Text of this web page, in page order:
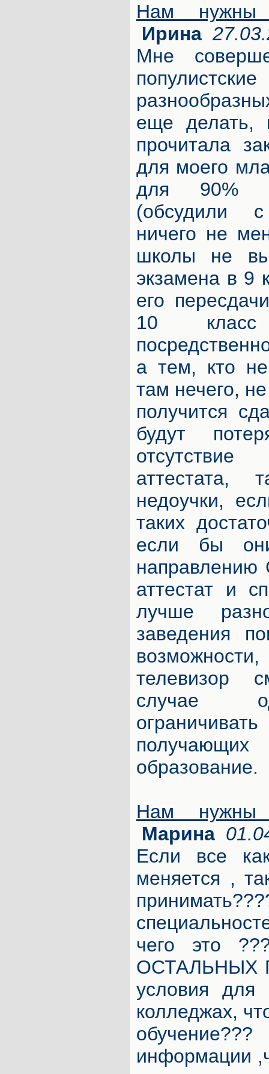
Нам нужны
Ирина
Мне
еще делать,
прочитала
для моего
для 90%
(обсудили
ничего не
школы не
экзамена в 9
его
10
а тем, кто
там нечего,
получится
будут
аттестата,
недоучки,
таких
если бы
аттестат и
лучше
заведения
телевизор
случае
образование.
Нам нужны
Марина
Если все
меняется ,
чего это
ОСТАЛЬНЫХ
условия для
колледжах,
информации